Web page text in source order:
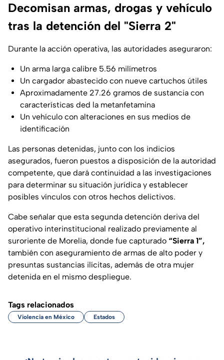
Decomisan armas, drogas y vehículo
tras la detención del "Sierra 2"
Durante la acción operativa, las autoridades aseguraron:
Un arma larga calibre 5.56 milímetros
Un cargador abastecido con nueve cartuchos útiles
Aproximadamente 27.26 gramos de sustancia con
características ded la metanfetamina
Un vehículo con alteraciones en sus medios de
identificación
Las personas detenidas, junto con los indicios
asegurados, fueron puestos a disposición de la autoridad
competente, que dará continuidad a las investigaciones
para determinar su situación jurídica y establecer
posibles vínculos con otros hechos delictivos.
Cabe señalar que esta segunda detención deriva del
operativo interinstitucional realizado previamente al
suroriente de Morelia, donde fue capturado “Sierra 1”,
también con aseguramiento de armas de alto poder y
presuntas sustancias ilícitas, además de otra mujer
detenida en el mismo despliegue.
Tags relacionados
Violencia en México Estados